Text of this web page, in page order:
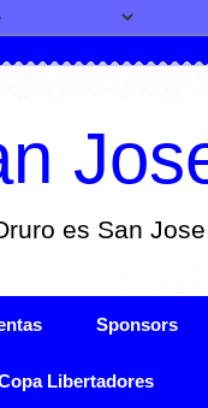
es San Jose
Sponsors
Libertadores